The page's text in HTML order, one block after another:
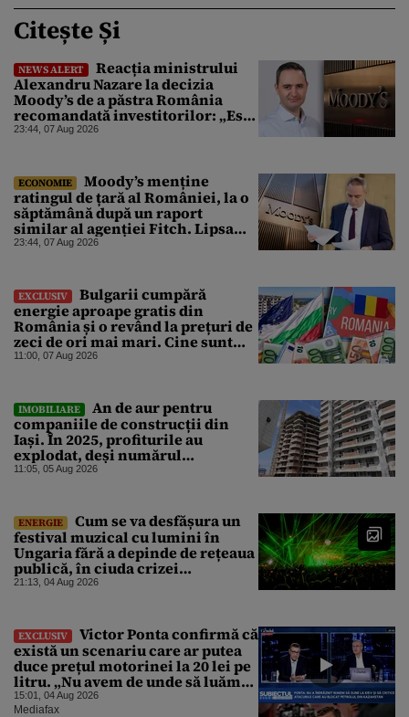
Citește Și
NEWS ALERT
Reacția ministrului
Alexandru Nazare la decizia
Moody’s de a păstra România
recomandată investitorilor: „Este
un răgaz, dar în niciun caz un
23:44, 07 Aug 2026
ECONOMIE
Moody’s menține
ratingul de țară al României, la o
săptămână după un raport
similar al agenției Fitch. Lipsa
unui guvern cu puteri depline,
23:44, 07 Aug 2026
EXCLUSIV
Bulgarii cumpără
energie aproape gratis din
România și o revând la prețuri de
zeci de ori mai mari. Cine sunt
noii „băieți deștepți” din energie
11:00, 07 Aug 2026
IMOBILIARE
An de aur pentru
companiile de construcții din
Iași. În 2025, profiturile au
explodat, deși numărul
angajaților a scăzut
11:05, 05 Aug 2026
ENERGIE
Cum se va desfășura un
festival muzical cu lumini în
Ungaria fără a depinde de rețeaua
publică, în ciuda crizei
energetice
21:13, 04 Aug 2026
EXCLUSIV
Victor Ponta confirmă că
există un scenariu care ar putea
duce prețul motorinei la 20 lei pe
litru. „Nu avem de unde să luăm
petrol”
15:01, 04 Aug 2026
Mediafax